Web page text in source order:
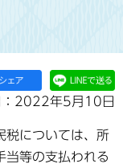
：2022年5月10日
については、所
当等の支払われる